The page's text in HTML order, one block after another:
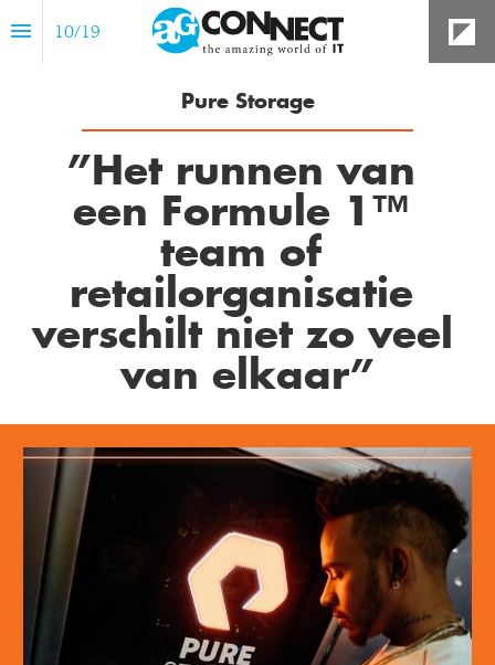
10/19
Pure Storage
”Het runnen van
een Formule 1™
team of
retailorganisatie
verschilt niet zo veel
van elkaar”